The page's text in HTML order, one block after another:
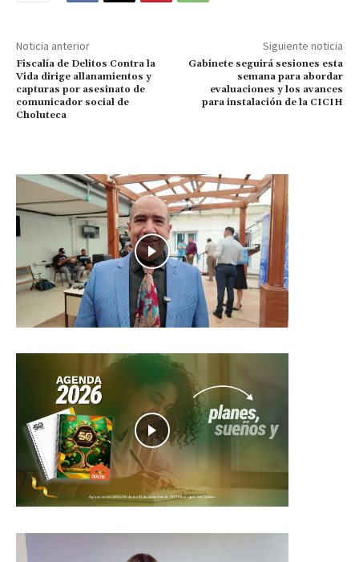
Noticia anterior
Fiscalía de Delitos Contra la
Vida dirige allanamientos y
capturas por asesinato de
comunicador social de
Choluteca
Siguiente noticia
Gabinete seguirá sesiones esta
semana para abordar
evaluaciones y los avances
para instalación de la CICIH